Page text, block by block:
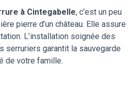
à Cintegabelle, c’est un peu
pierre d’un château. Elle assure
L’installation soignée des
serruriers garantit la sauvegarde
de votre famille.